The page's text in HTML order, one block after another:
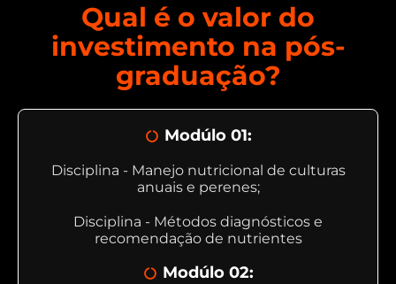
Qual é o valor do
investimento na pós-
graduação?
Modúlo 01:
Disciplina - Manejo nutricional de culturas
anuais e perenes;
Disciplina - Métodos diagnósticos e
recomendação de nutrientes
Modúlo 02: